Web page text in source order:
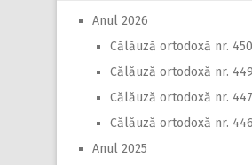
Anul 2026
Călăuză ortodoxă nr. 450
Călăuză ortodoxă nr. 449
Călăuză ortodoxă nr.
Călăuză ortodoxă nr. 446
Anul 2025